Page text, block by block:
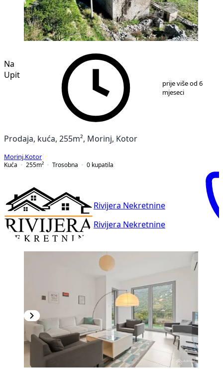
19
Na
Upit
prije više od 6
mjeseci
Prodaja, kuća, 255m², Morinj, Kotor
Morinj Kotor
Kuća
255m² Trosobna 0 kupatila
Rivijera Nekretnine
Rivijera Nekretnine